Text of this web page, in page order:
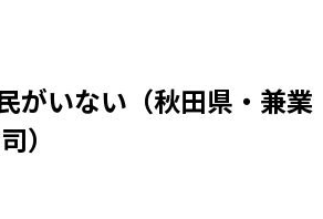
がいない（秋田県・兼業
）